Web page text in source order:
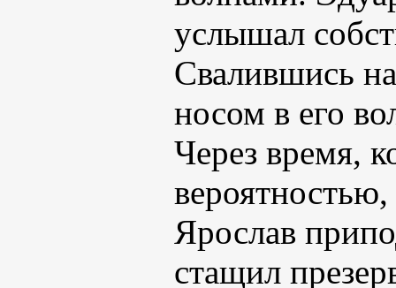
услышал
Свалившись
носом в его
Через время,
Ярослав
стащил